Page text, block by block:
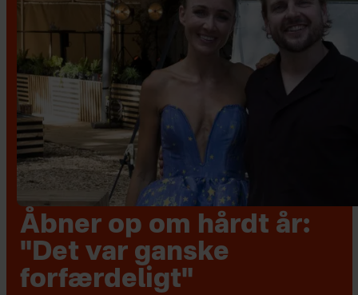
Åbner op om hårdt år:
"Det var ganske
forfærdeligt"